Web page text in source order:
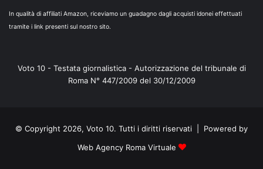
In qualità di affiliati Amazon, riceviamo un guadagno dagli acquisti idonei effettuati
tramite i link presenti sul nostro sito.
Voto 10 - Testata giornalistica - Autorizzazione del tribunale di
Roma N° 447/2009 del 30/12/2009
© Copyright 2026, Voto 10. Tutti i diritti riservati | Powered by
Web Agency Roma Virtuale